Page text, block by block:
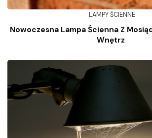
LAMPY ŚCIENNE
Nowoczesna Lampa Ścienna Z
Wnętrz